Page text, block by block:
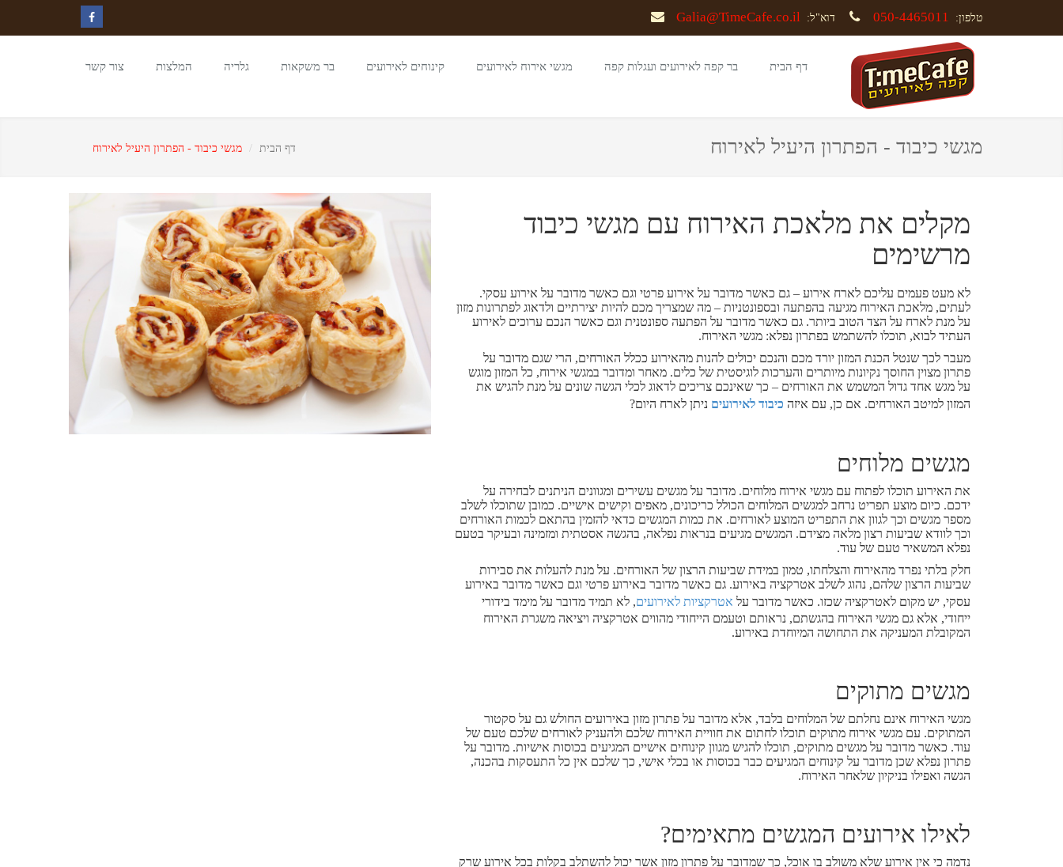
טלפון: 050-4465011 דוא"ל: Galia@TimeCafe.co.il
דף הבית בר קפה לאירועים ועגלות קפה מגשי אירוח לאירועים קינוחים לאירועים בר משקאות גלריה המלצות צור קשר
מגשי כיבוד - הפתרון היעיל לאירוח דף הבית מגשי כיבוד - הפתרון היעיל לאירוח
מקלים את מלאכת האירוח עם מגשי כיבוד
מרשימים
לא מעט פעמים עליכם לארח אירוע – גם כאשר מדובר על אירוע פרטי וגם כאשר מדובר על אירוע עסקי.
לעתים, מלאכת האירוח מגיעה בהפתעה ובספונטניות – מה שמצריך מכם להיות יצירתיים ולדאוג לפתרונות מזון
על מנת לארח על הצד הטוב ביותר. גם כאשר מדובר על הפתעה ספונטנית וגם כאשר הנכם ערוכים לאירוע
העתיד לבוא, תוכלו להשתמש בפתרון נפלא: מגשי האירוח.
מעבר לכך שנטל הכנת המזון יורד מכם והנכם יכולים להנות מהאירוע ככלל האורחים, הרי שגם מדובר על
פתרון מצוין החוסך נקיונות מיותרים והערכות לוגיסטית של כלים. מאחר ומדובר במגשי אירוח, כל המזון מוגש
על מגש אחד גדול המשמש את האורחים – כך שאינכם צריכים לדאוג לכלי הגשה שונים על מנת להגיש את
המזון למיטב האורחים. אם כן, עם איזה כיבוד לאירועים ניתן לארח היום?
מגשים מלוחים
את האירוע תוכלו לפתוח עם מגשי אירוח מלוחים. מדובר על מגשים עשירים ומגוונים הניתנים לבחירה על
ידכם. כיום מוצע תפריט נרחב למגשים המלוחים הכולל כריכונים, מאפים וקישים אישיים. כמובן שתוכלו לשלב
מספר מגשים וכך לגוון את התפריט המוצע לאורחים. את כמות המגשים כדאי להזמין בהתאם לכמות האורחים
וכך לוודא שביעות רצון מלאה מצידם. המגשים מגיעים בנראות נפלאה, בהגשה אסטתית ומזמינה ובעיקר בטעם
נפלא המשאיר טעם של עוד.
חלק בלתי נפרד מהאירוח והצלחתו, טמון במידת שביעות הרצון של האורחים. על מנת להעלות את סבירות
שביעות הרצון שלהם, נהוג לשלב אטרקציה באירוע. גם כאשר מדובר באירוע פרטי וגם כאשר מדובר באירוע
עסקי, יש מקום לאטרקציה שכזו. כאשר מדובר על אטרקציות לאירועים, לא תמיד מדובר על מימד בידורי
ייחודי, אלא גם מגשי האירוח בהגשתם, נראותם וטעמם הייחודי מהווים אטרקציה ויציאה משגרת האירוח
המקובלת המעניקה את התחושה המיוחדת באירוע.
מגשים מתוקים
מגשי האירוח אינם נחלתם של המלוחים בלבד, אלא מדובר על פתרון מזון באירועים החולש גם על סקטור
המתוקים. עם מגשי אירוח מתוקים תוכלו לחתום את חוויית האירוח שלכם ולהעניק לאורחים שלכם טעם של
עוד. כאשר מדובר על מגשים מתוקים, תוכלו להגיש מגוון קינוחים אישיים המגיעים בכוסות אישיות. מדובר על
פתרון נפלא שכן מדובר על קינוחים המגיעים כבר בכוסות או בכלי אישי, כך שלכם אין כל התעסקות בהכנה,
הגשה ואפילו בניקיון שלאחר האירוח.
לאילו אירועים המגשים מתאימים?
נדמה כי אין אירוע שלא משולב בו אוכל, כך שמדובר על פתרון מזון אשר יכול להשתלב בקלות בכל אירוע שרק